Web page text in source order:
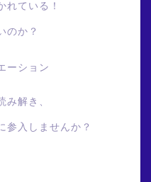
れている！
のか？
ーション
み解き、
参入しませんか？